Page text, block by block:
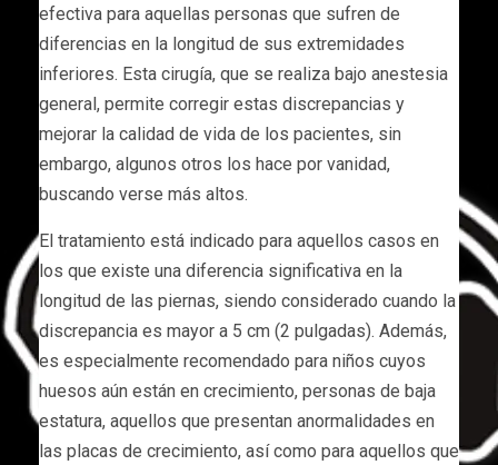
efectiva para aquellas personas que sufren de
diferencias en la longitud de sus extremidades
inferiores. Esta cirugía, que se realiza bajo anestesia
general, permite corregir estas discrepancias y
mejorar la calidad de vida de los pacientes, sin
embargo, algunos otros los hace por vanidad,
buscando verse más altos.
El tratamiento está indicado para aquellos casos en
los que existe una diferencia significativa en la
longitud de las piernas, siendo considerado cuando la
discrepancia es mayor a 5 cm (2 pulgadas). Además,
es especialmente recomendado para niños cuyos
huesos aún están en crecimiento, personas de baja
estatura, aquellos que presentan anormalidades en
las placas de crecimiento, así como para aquellos que